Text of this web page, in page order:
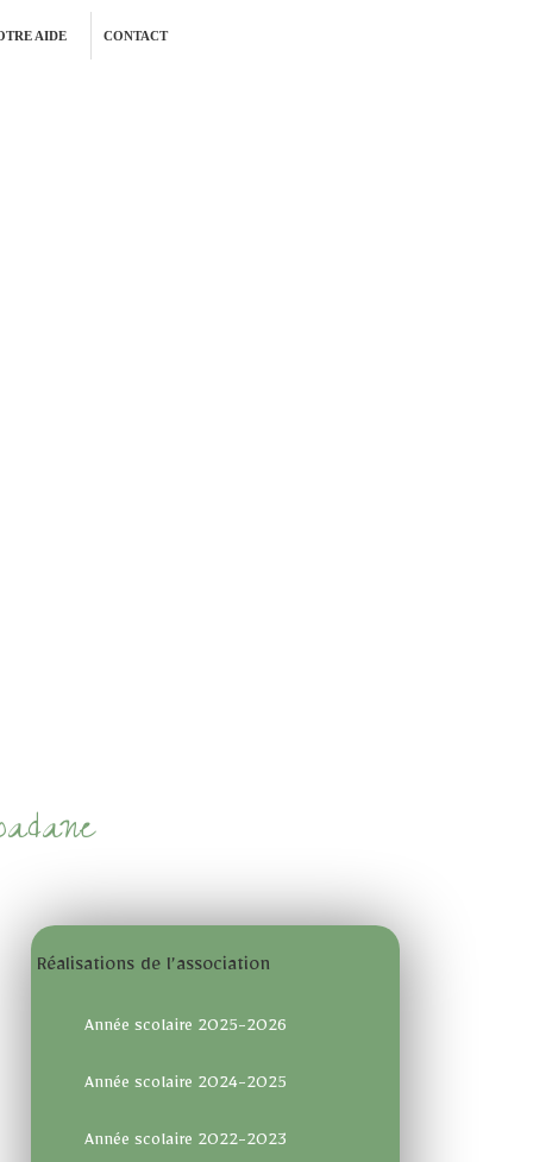
AIDE CONTACT
Réalisations de l’association
Année scolaire 2025-2026
Année scolaire 2024-2025
Année scolaire 2022-2023